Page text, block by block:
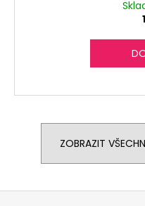
ZOBRAZIT